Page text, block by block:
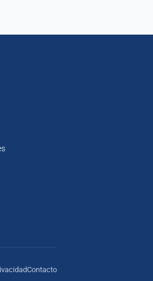
Contacto